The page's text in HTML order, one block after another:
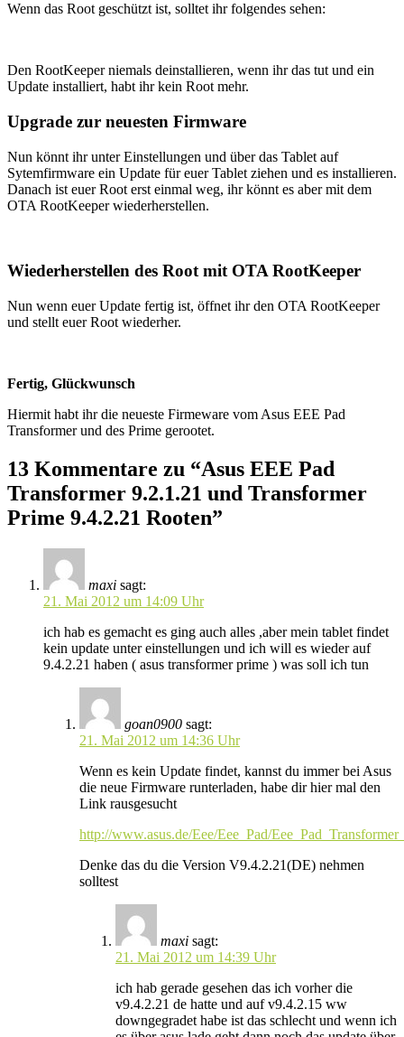
Wenn das Root geschützt ist, solltet ihr folgendes sehen:
Den RootKeeper niemals deinstallieren, wenn ihr das tut und ein
Update installiert, habt ihr kein Root mehr.
Upgrade zur neuesten Firmware
Nun könnt ihr unter Einstellungen und über das Tablet auf
Sytemfirmware ein Update für euer Tablet ziehen und es installieren.
Danach ist euer Root erst einmal weg, ihr könnt es aber mit dem
OTA RootKeeper wiederherstellen.
Wiederherstellen des Root mit OTA RootKeeper
Nun wenn euer Update fertig ist, öffnet ihr den OTA RootKeeper
und stellt euer Root wiederher.
Fertig, Glückwunsch
Hiermit habt ihr die neueste Firmeware vom Asus EEE Pad
Transformer und des Prime gerootet.
13 Kommentare zu “Asus EEE Pad
Transformer 9.2.1.21 und Transformer
Prime 9.4.2.21 Rooten”
maxi sagt:
21. Mai 2012 um 14:09 Uhr
ich hab es gemacht es ging auch alles ,aber mein tablet findet
kein update unter einstellungen und ich will es wieder auf
9.4.2.21 haben ( asus transformer prime ) was soll ich tun
goan0900 sagt:
21. Mai 2012 um 14:36 Uhr
Wenn es kein Update findet, kannst du immer bei Asus
die neue Firmware runterladen, habe dir hier mal den
Link rausgesucht
http://www.asus.de/Eee/Eee_Pad/
Denke das du die Version V9.4.2.21(DE) nehmen
solltest
maxi sagt:
21. Mai 2012 um 14:39 Uhr
ich hab gerade gesehen das ich vorher die
v9.4.2.21 de hatte und auf v9.4.2.15 ww
downgegradet habe ist das schlecht und wenn ich